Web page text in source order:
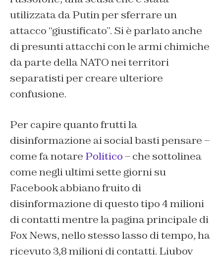
utilizzata da Putin per sferrare un
attacco “giustificato”. Si è parlato anche
di presunti attacchi con le armi chimiche
da parte della NATO nei territori
separatisti per creare ulteriore
confusione.
Per capire quanto frutti la
disinformazione ai social basti pensare –
come fa notare Politico– che sottolinea
come negli ultimi sette giorni su
Facebook abbiano fruito di
disinformazione di questo tipo 4 milioni
di contatti mentre la pagina principale di
Fox News, nello stesso lasso di tempo, ha
ricevuto 3,8 milioni di contatti. Liubov